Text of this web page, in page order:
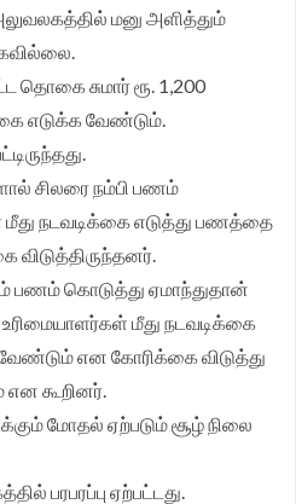
மனு அளித்தும்
தொகை சுமார் ரூ. 1,200
எடுக்க வேண்டும்.
சிலரை நம்பி பணம்
நடவடிக்கை எடுத்து பணத்தை
பணம் கொடுத்து ஏமாந்துதான்
மீது நடவடிக்கை
என கோரிக்கை விடுத்து
கூறினர்.
மோதல் ஏற்படும் சூழ் நிலை
பரபரப்பு ஏற்பட்டது.